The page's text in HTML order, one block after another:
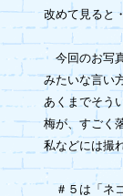
改めて見ると
今回のお写真
みたいな言い
あくまでそう
梅が、すごく
私などには撮
＃５は「ネ